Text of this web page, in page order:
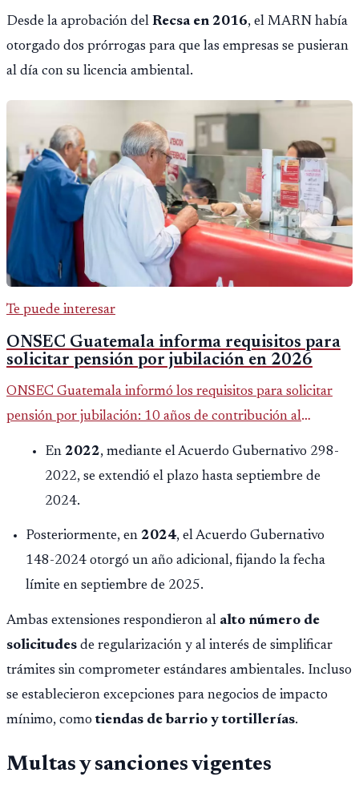
Desde la aprobación del Recsa en 2016, el MARN había
otorgado dos prórrogas para que las empresas se pusieran
al día con su licencia ambiental.
Te puede interesar
ONSEC Guatemala informa requisitos para
solicitar pensión por jubilación en 2026
ONSEC Guatemala informó los requisitos para solicitar
pensión por jubilación: 10 años de contribución al
Montepío y 50 años de edad, o 20 años de servicio sin
En 2022, mediante el Acuerdo Gubernativo 298-
2022, se extendió el plazo hasta septiembre de
2024.
Posteriormente, en 2024, el Acuerdo Gubernativo
148-2024 otorgó un año adicional, fijando la fecha
límite en septiembre de 2025.
Ambas extensiones respondieron al alto número de
solicitudes de regularización y al interés de simplificar
trámites sin comprometer estándares ambientales. Incluso
se establecieron excepciones para negocios de impacto
mínimo, comotiendas de barrio y tortillerías.
Multas y sanciones vigentes